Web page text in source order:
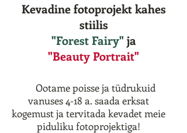
Kevadine fotoprojekt kahes
stiilis
"Forest Fairy"ja
"Beauty Portrait"
Ootame poisse ja tüdrukuid
vanuses 4-18 a. saada erksat
kogemust ja tervitada kevadet meie
piduliku fotoprojektiga!